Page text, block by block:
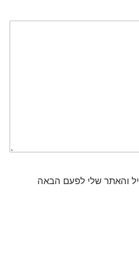
והאתר שלי לפעם הבאה